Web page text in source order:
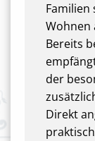
Familien
Wohnen
Bereits
der
Direkt